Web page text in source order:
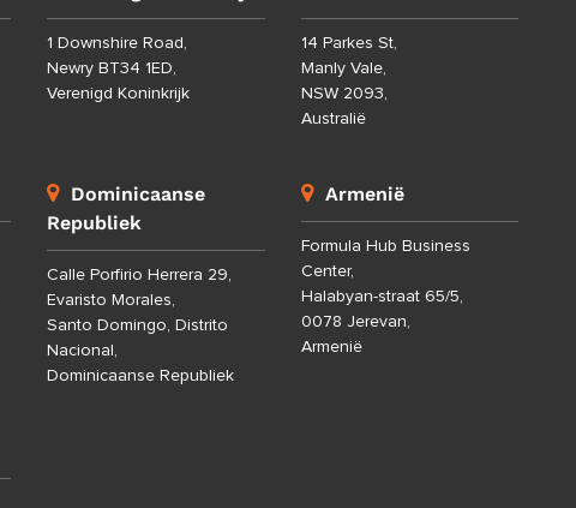
1 Downshire Road,
Newry BT34 1ED,
Verenigd Koninkrijk
14 Parkes St,
Manly Vale,
NSW 2093,
Australië
Dominicaanse
Republiek
Calle Porfirio Herrera 29,
Evaristo Morales,
Santo Domingo, Distrito
Nacional,
Dominicaanse Republiek
Armenië
Formula Hub Business
Center,
Halabyan-straat 65/5,
0078 Jerevan,
Armenië